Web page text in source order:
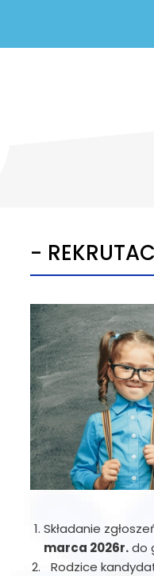
-
Składanie
marca 2026r.do
Rodzice